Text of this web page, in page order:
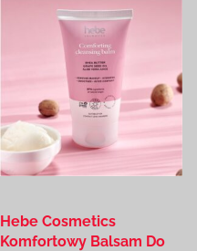
Hebe Cosmetics
Komfortowy Balsam Do